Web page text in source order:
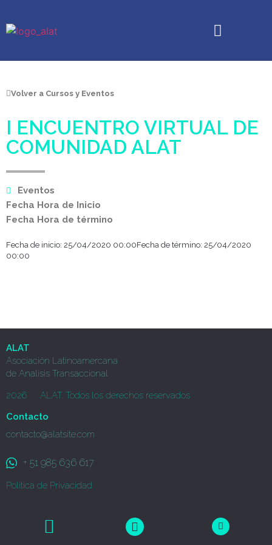
Volver a Cursos y Eventos
I ENCUENTRO VIRTUAL DE
COMUNIDAD ALAT
Eventos
Fecha Hora de Inicio
Fecha Hora de término
Fecha de inicio: 25/04/2020 00:00Fecha de término: 25/04/2020
00:00
ALAT
Asociación Latinoamercana
de Analisis Transaccional
2026
ALAT. Todos los derechos reservados
Contacto
contacto@alatsite.com
+ 51 985 636 617
Política de Privacidad